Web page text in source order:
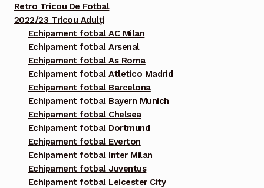
Retro Tricou De Fotbal
2022/23 Tricou Adulți
Echipament fotbal AC Milan
Echipament fotbal Arsenal
Echipament fotbal As Roma
Echipament fotbal Atletico Madrid
Echipament fotbal Barcelona
Echipament fotbal Bayern Munich
Echipament fotbal Chelsea
Echipament fotbal Dortmund
Echipament fotbal Everton
Echipament fotbal Inter Milan
Echipament fotbal Juventus
Echipament fotbal Leicester City